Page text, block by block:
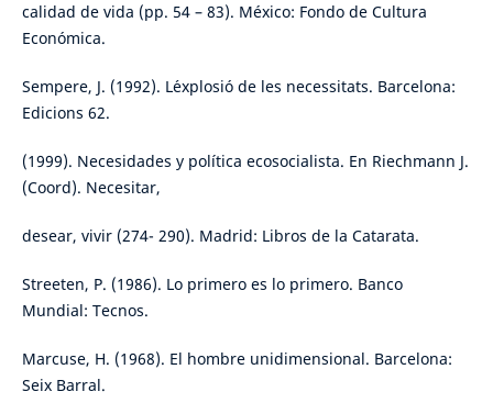
calidad de vida (pp. 54 – 83). México: Fondo de Cultura
Económica.
Sempere, J. (1992). L´explosió de les necessitats. Barcelona:
Edicions 62.
(1999). Necesidades y política ecosocialista. En Riechmann J.
(Coord). Necesitar,
desear, vivir (274- 290). Madrid: Libros de la Catarata.
Streeten, P. (1986). Lo primero es lo primero. Banco
Mundial: Tecnos.
Marcuse, H. (1968). El hombre unidimensional. Barcelona:
Seix Barral.